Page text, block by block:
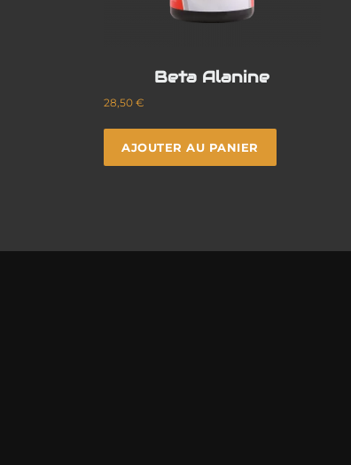
Beta Alanine
28,50 €
AJOUTER AU PANIER